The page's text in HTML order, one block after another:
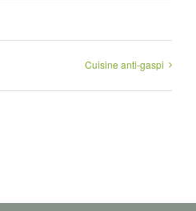
Cuisine anti-gaspi